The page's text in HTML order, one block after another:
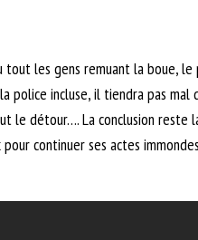
tout les gens remuant la boue,
police incluse, il tiendra pas
le détour…. La conclusion
continuer ses actes